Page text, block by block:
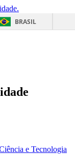
BRASIL
e Tecnologia